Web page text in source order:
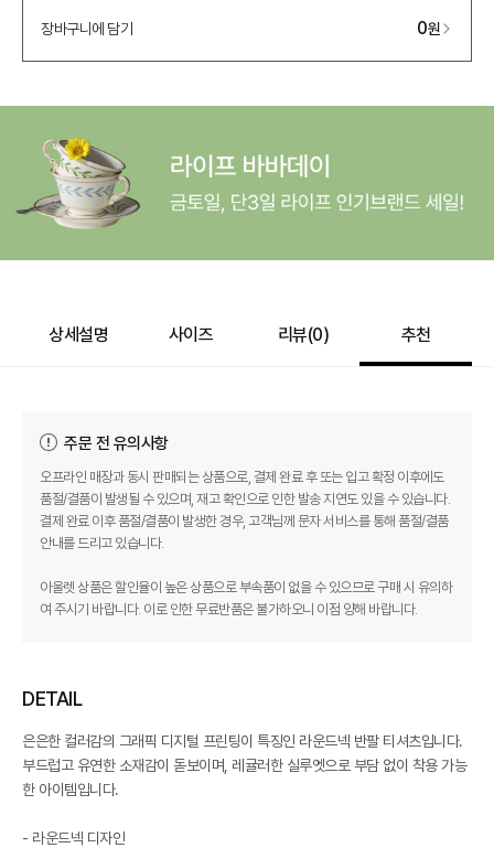
장바구니에 담기 0원
상세설명 사이즈 리뷰(0) 추천
주문 전 유의사항
오프라인 매장과 동시 판매되는 상품으로, 결제 완료 후 또는 입고 확정 이후에도
품절/결품이 발생될 수 있으며, 재고 확인으로 인한 발송 지연도 있을 수 있습니다.
결제 완료 이후 품절/결품이 발생한 경우, 고객님께 문자 서비스를 통해 품절/결품
안내를 드리고 있습니다.
아울렛 상품은 할인율이 높은 상품으로 부속품이 없을 수 있으므로 구매 시 유의하
여 주시기 바랍니다. 이로 인한 무료반품은 불가하오니 이점 양해 바랍니다.
DETAIL
은은한 컬러감의 그래픽 디지털 프린팅이 특징인 라운드넥 반팔 티셔츠입니다.
부드럽고 유연한 소재감이 돋보이며, 레귤러한 실루엣으로 부담 없이 착용 가능
한 아이템입니다.
- 라운드넥 디자인